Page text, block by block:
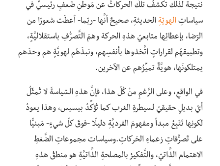
نتيجة لذلك تكشفُ تلكَ الحركاتُ عن مَوطنِ ضَعفِِ رئيسيِّ في
سياساتِ الهويّةِ الحديثةِ، صحيحٌ أنَّها -ربّما- أعطَت شعورًا من
الرّضا، بإعطائِها متابعيّ هذهِ الحركة وهمَ التَّصرُّفِ باستقلاليَّةٍ،
وتطبيقهُم لقراراتٍ اتَّخذوها بأنفسِهم، ونبذَهُم لهويَّةٍ هم وحدَهم
يمتلكونَها، هويَّةٌ تميِّزُهم عن الآخرين.
في الواقعِ، وعلى الرَّغمِ منْ كُلّ هذا، فإنَّ هذهِ السّياسةَ لا تُمثّلُ
أيّ بديلٍ حقيقيّ لسيطرةِ الغرب كما تُؤكِّدُ بيسيس، وهذا يعودُ
لكونِها تَتَبِعُ مبدأ ومفهومَ الفرديَّةِ دليلًا -فوقَ كلّ شيءٍ- مَبنيًّا
على تَصرُّفاتِ زعماءِ الحَركاتِ.وسياسات مجموعاتِ الضَّغطِ
الاهتمام الذَّاتيّ، والتَّفكيرُ بالمصلحةِ الذَّاتيَّةِ هو منطقُ هذهِ